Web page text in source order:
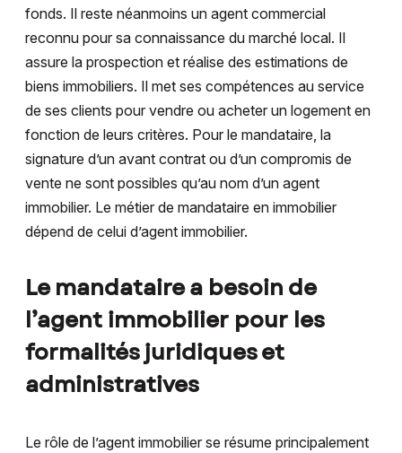
fonds. Il reste néanmoins un agent commercial
reconnu pour sa connaissance du marché local. Il
assure la prospection et réalise des estimations de
biens immobiliers. Il met ses compétences au service
de ses clients pour vendre ou acheter un logement en
fonction de leurs critères. Pour le mandataire, la
signature d’un avant contrat ou d’un compromis de
vente ne sont possibles qu’au nom d’un agent
immobilier. Le métier de mandataire en immobilier
dépend de celui d’agent immobilier.
Le mandataire a besoin de
l’agent immobilier pour les
formalités juridiques et
administratives
Le rôle de l’agent immobilier se résume principalement